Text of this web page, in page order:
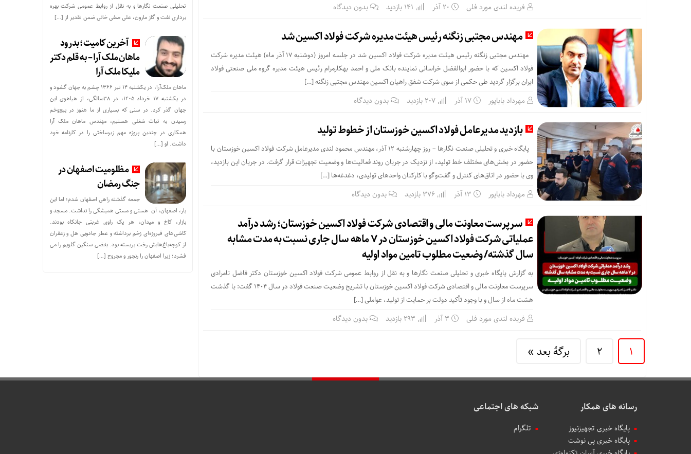
فریده لندی مورد فلی ۲۰ آذر بدون دیدگاه
مهندس مجتبی زنگنه رئیس هیئت مدیره شرکت فولاد اکسین شد
مهندس مجتبی زنگنه رئیس هیئت مدیره شرکت فولاد اکسین شد در جلسه امروز (دوشنبه ۱۷ آذر ماه) هیئت مدیره شرکت
فولاد اکسین که با حضور ابوالفضل خراسانی نماینده بانک ملی و احمد بهکارمرام رئیس هیئت مدیره گروه ملی صنعتی فولاد
ایران برگزار گردید طی حکمی از سوی شرکت شفق راهیان اکسین مهندس مجتبی زنگنه […]
مهرداد باباپور ۱۷ آذر بدون دیدگاه
بازدید مدیرعامل فولاد اکسین خوزستان از خطوط تولید
پایگاه خبری و تحلیلی صنعت نگارها – روز چهارشنبه ۱۲ آذر، مهندس محمود لندی مدیرعامل شرکت فولاد اکسین خوزستان با
حضور در بخش‌های مختلف خط تولید، از نزدیک در جریان روند فعالیت‌ها و وضعیت تجهیزات قرار گرفت. در جریان این بازدید،
وی با حضور در اتاق‌های کنترل و گفت‌وگو با کارکنان واحدهای تولیدی، دغدغه‌ها […]
مهرداد باباپور ۱۳ آذر بدون دیدگاه
سرپرست معاونت مالی و اقتصادی شرکت فولاد اکسین خوزستان؛ رشد درآمد
عملیاتی شرکت فولاد اکسین خوزستان در ۷ ماهه سال جاری نسبت به مدت مشابه
سال گذشته/ وضعیت مطلوب تامین مواد اولیه
به گزارش پایگاه خبری و تحلیلی صنعت نگارها و به نقل از روابط عمومی شرکت فولاد اکسین خوزستان دکتر فاضل تامرادی
سرپرست معاونت مالی و اقتصادی شرکت فولاد اکسین خوزستان با تشریح وضعیت صنعت فولاد در سال ۱۴۰۴ گفت: با گذشت
هشت ماه از سال و با وجود تأکید دولت بر حمایت از تولید، عواملی […]
فریده لندی مورد فلی ۳ آذر بدون دیدگاه
1
2 برگهٔ بعد »
تحلیلی صنعت نگارها و به نقل از روابط عمومی شرکت بهره
برداری نفت و گاز مارون، علی صفی خانی ضمن تقدیر از […]
آخرین کامیت؛بدرود
ماهان ملک آرا – به قلم دکتر
ملیکا ملک آرا
ماهان ملک‌آرا، در یکشنبه ۱۴ تیر ۱۳۶۶ چشم به جهان گشود و
در یکشنبه ۱۷ خرداد ۱۴۰۵، در ۳۸سالگی، از هیاهوی این
جهان گذر کرد. در سنی که بسیاری از ما هنوز در پیچ‌وخم
رسیدن به ثبات شغلی هستیم، مهندس ماهان ملک آرا
همکاری در چندین پروژه مهم زیرساختی را در کارنامه خود
داشت. او […]
مظلومیت اصفهان در
جنگ رمضان
جمعه گذشته راهی اصفهان شدم؛ اما این
بار، اصفهان، آن هستی و مستی همیشگی را نداشت. مسجد و
بازار، کاخ و میدان، هر یک راوی غربتی جانکاه بودند.
کاشی‌های فیروزه‌ای زخم برداشته و عطر جادویی هل و زعفران
از کوچه‌باغ‌هایش رخت بربسته بود. بغضی سنگین گلویم را می
فشرد؛ زیرا اصفهان را رنجور و مجروح […]
رسانه های همکار
پایگاه خبری تجهیزنیوز
پایگاه خبری پی نوشت
شبکه های اجتماعی
تلگرام